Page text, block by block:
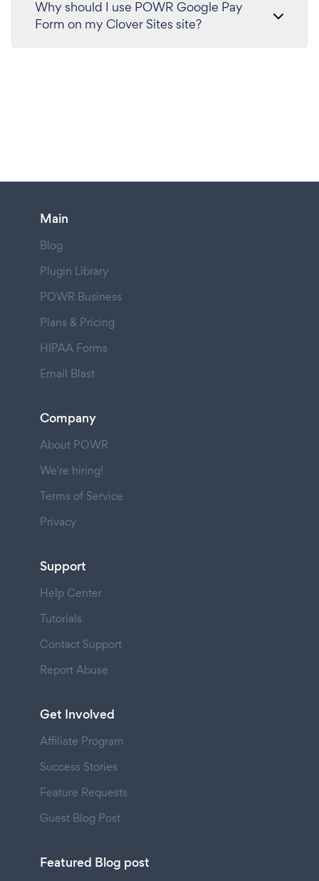
Why should I use POWR Google Pay
Form on my Clover Sites site?
Main
Blog
Plugin Library
POWR Business
Plans & Pricing
HIPAA Forms
Email Blast
Company
About POWR
We're hiring!
Terms of Service
Privacy
Support
Help Center
Tutorials
Contact Support
Report Abuse
Get Involved
Affiliate Program
Success Stories
Feature Requests
Guest Blog Post
Featured Blog post